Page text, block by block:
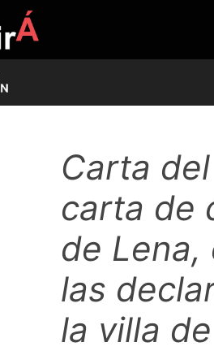
Carta
carta de
de Lena,
las
la villa